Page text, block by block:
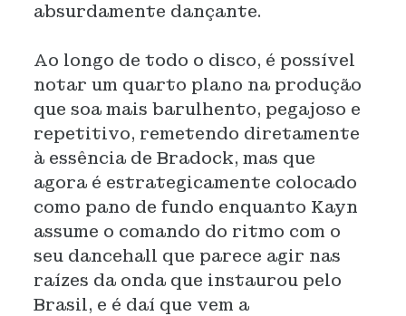
absurdamente dançante.
Ao longo de todo o disco, é possível
notar um quarto plano na produção
que soa mais barulhento, pegajoso e
repetitivo, remetendo diretamente
à essência de Bradock, mas que
agora é estrategicamente colocado
como pano de fundo enquanto Kayn
assume o comando do ritmo com o
seu dancehall que parece agir nas
raízes da onda que instaurou pelo
Brasil, e é daí que vem a